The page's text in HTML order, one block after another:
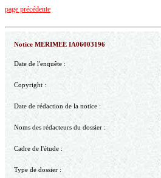
page précédente
Notice MERIMEE IA06003196
Date de l'enquête :
Copyright :
Date de rédaction de la notice :
Noms des rédacteurs du dossier :
Cadre de l'étude :
Type de dossier :